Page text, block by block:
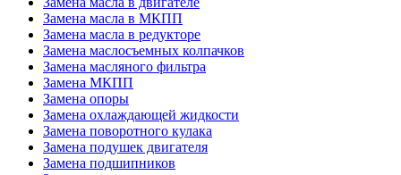
Замена масла в МКПП
Замена масла в редукторе
Замена маслосъемных колпачков
Замена масляного фильтра
Замена МКПП
Замена опоры
Замена охлаждающей жидкости
Замена поворотного кулака
Замена подушек двигателя
Замена подшипников